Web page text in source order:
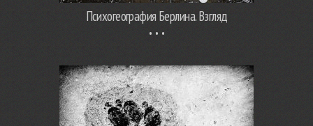
Психогеография Берлина. Взгляд